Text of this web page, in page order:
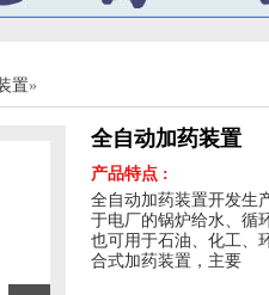
置»
全自动加药装置
产品特点 :
全自动加药装置开发生
于电厂的锅炉给水、循
也可用于石油、化工、
合式加药装置，主要